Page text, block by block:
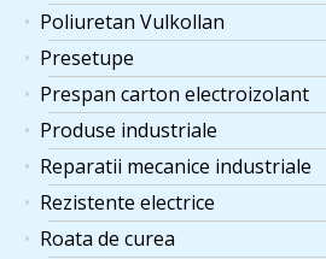
Poliuretan Vulkollan
Presetupe
Prespan carton electroizolant
Produse industriale
Reparatii mecanice industriale
Rezistente electrice
Roata de curea